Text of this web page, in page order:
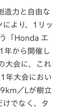
造力と自由な
より、1リッ
「Honda エ
年から開催し
大会に、これ
年大会におい
／Lが樹立
けでなく、タ